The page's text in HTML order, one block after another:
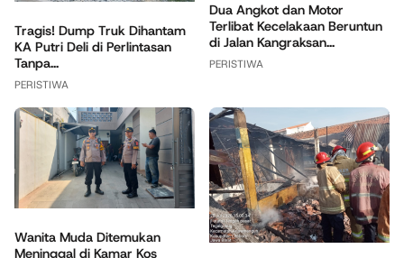
Tragis! Dump Truk Dihantam
KA Putri Deli di Perlintasan
Tanpa...
PERISTIWA
Dua Angkot dan Motor
Terlibat Kecelakaan Beruntun
di Jalan Kangraksan...
PERISTIWA
Wanita Muda Ditemukan
Meninggal di Kamar Kos